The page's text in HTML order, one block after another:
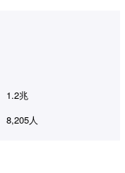
1.2兆
8,205人